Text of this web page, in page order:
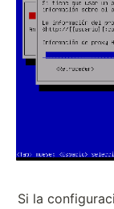
Si la